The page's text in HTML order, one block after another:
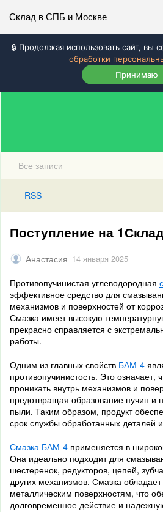
🔒 Продолжая использовать сайт, вы
обработки
Принимаю
Склад в СПБ и Москве
Все записи
RSS
Поступление на
Анастасия 14 января 2025
Противопучинистая углеводородная
эффективное средство для
механизмов и поверхностей от
Смазка имеет высокую
прекрасно справляется с
работы.
Одним из главных свойств БАМ-4
противопучинистость. Это означает,
проникать внутрь механизмов и
предотвращая образование пучин и
пыли. Таким образом, продукт
срок службы обработанных деталей и
Смазка БАМ-4 применяется в
Она идеально подходит для
шестеренок, редукторов, цепей,
других механизмов. Смазка
металлическим поверхностям, что
долговременное действие и